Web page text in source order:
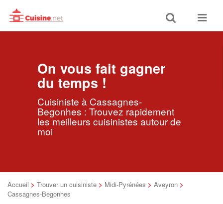
Toggle
search
Toggle
On vous fait gagner
du temps !
Cuisiniste à Cassagnes-
Begonhes : Trouvez rapidement
les meilleurs cuisinistes autour de
moi
Accueil > Trouver un cuisiniste > Midi-Pyrénées > Aveyron >
Cassagnes-Begonhes